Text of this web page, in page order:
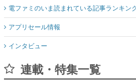
インタビュー
連載・特集一覧
くの人々に読まれた、電ファミ
した。